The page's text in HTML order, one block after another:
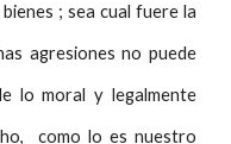
; sea cual fuere la
agresiones no puede
lo moral y legalmente
como lo es nuestro